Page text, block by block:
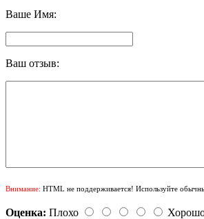
Ваше Имя:
Ваш отзыв:
Внимание: HTML не поддерживается! Используйте
Оценка: Плохо